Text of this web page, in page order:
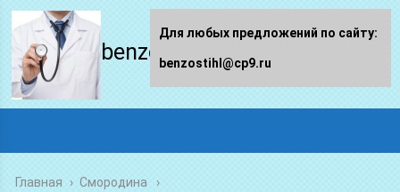
benzostihl.ru
Главная › Смородина
Для любых предложений по сайту:
benzostihl@cp9.ru